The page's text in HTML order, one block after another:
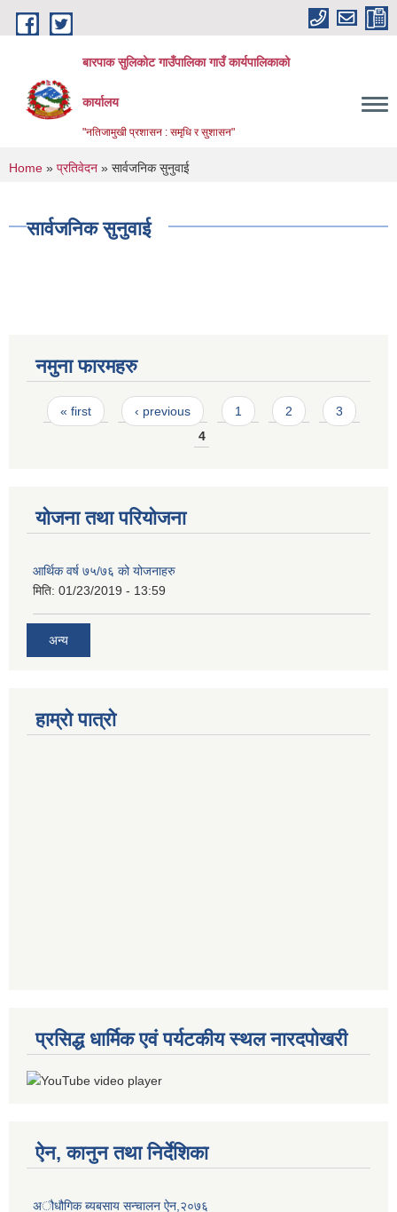
Skip to main content
बारपाक सुलिकोट गाउँपालिका गाउँ कार्यपालिकाको
कार्यालय
"नतिजामुखी प्रशासन : समृधि र सुशासन"
You are here
Home » प्रतिवेदन » सार्वजनिक सुनुवाई
सार्वजनिक सुनुवाई
नमुना फारमहरु
Pages
« first ‹ previous 1 2
3
4
योजना तथा परियोजना
आर्थिक वर्ष ७५/७६ को योजनाहरु
मिति: 01/23/2019 - 13:59
अन्य
हाम्रो पात्रो
प्रसिद्ध धार्मिक एवं पर्यटकीय स्थल नारदपोखरी
ऐन, कानुन तथा निर्देशिका
अौधौगिक ब्यबसाय सन्चालन ऐन,२०७६